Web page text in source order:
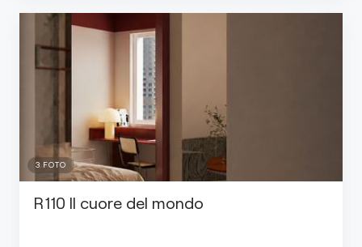
3 FOTO
R110 Il cuore del mondo